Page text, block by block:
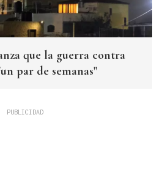
que la guerra contra
par de semanas"